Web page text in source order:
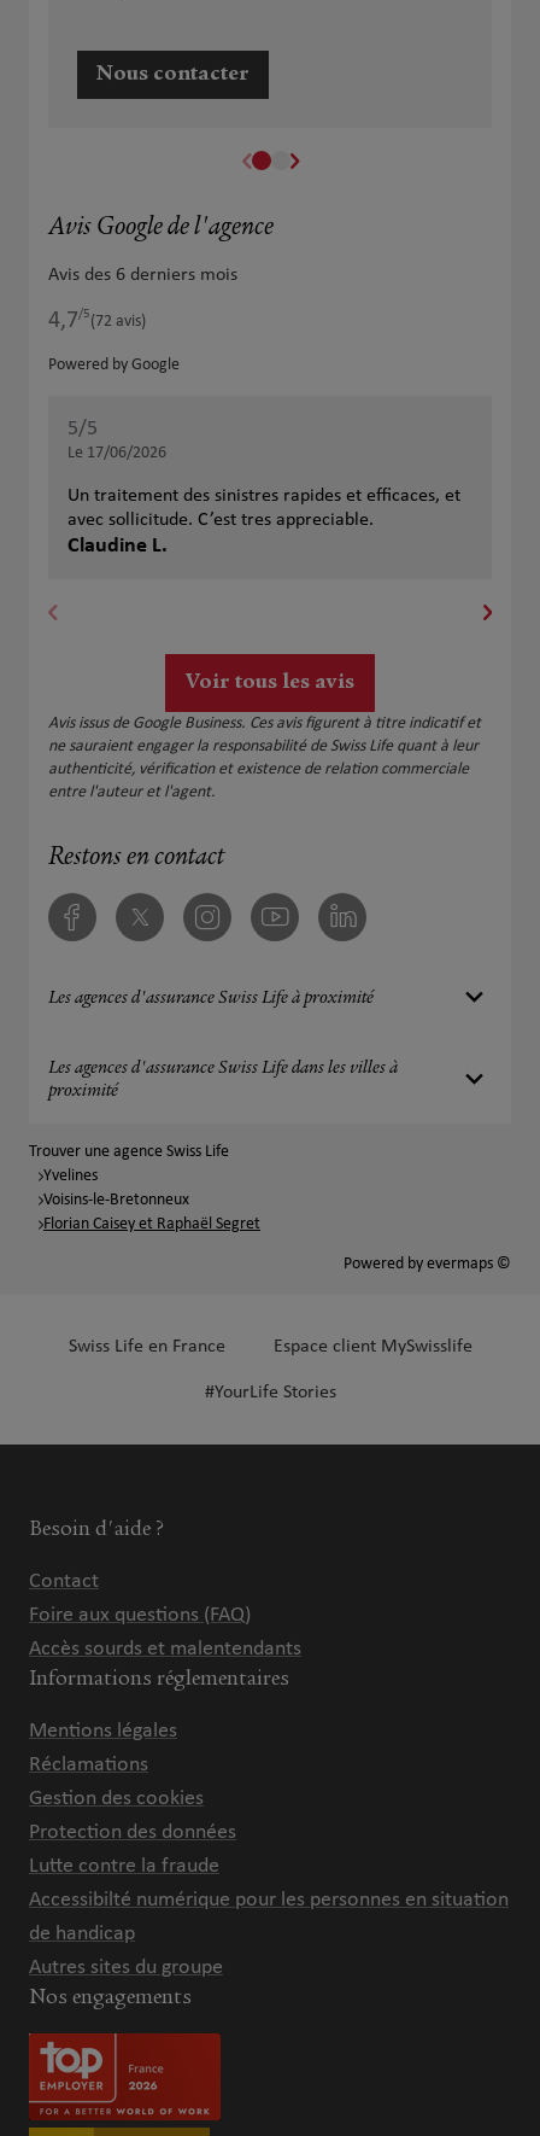
Nous contacter
Avis Google de l'agence
Avis des 6 derniers mois
4,7/5Note de 4.7 sur 5
(72 avis)
Powered by Google
5/5
Le 17/06/2026
Un traitement des sinistres rapides et efficaces, et
avec sollicitude. C’est tres appreciable.
Claudine L.
Voir tous les avis
Avis issus de Google Business. Ces avis figurent à titre indicatif et
ne sauraient engager la responsabilité de Swiss Life quant à leur
authenticité, vérification et existence de relation commerciale
entre l'auteur et l'agent.
Restons en contact
FacebookTwitter InstagramYoutube Linkedin
Les agences d'assurance Swiss Life à proximité
Les agences d'assurance Swiss Life dans les villes à
proximité
Trouver une agence Swiss Life
Yvelines
Voisins-le-Bretonneux
Florian Caisey et Raphaël Segret
Powered by evermaps ©
Swiss Life en France Espace client MySwisslife
#YourLife Stories
Besoin d'aide ?
Contact
Foire aux questions (FAQ)
Accès sourds et malentendants
Informations réglementaires
Mentions légales
Réclamations
Gestion des cookies
Protection des données
Lutte contre la fraude
Accessibilté numérique pour les personnes en situation
de handicap
Autres sites du groupe
Nos engagements